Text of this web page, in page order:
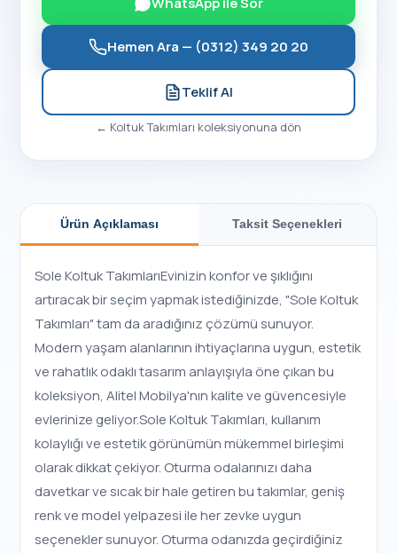
Hemen Ara — (0312) 349 20 20
Teklif Al
← Koltuk Takımları koleksiyonuna dön
Ürün Açıklaması Taksit Seçenekleri
Sole Koltuk TakımlarıEvinizin konfor ve şıklığını
artıracak bir seçim yapmak istediğinizde, "Sole Koltuk
Takımları" tam da aradığınız çözümü sunuyor.
Modern yaşam alanlarının ihtiyaçlarına uygun, estetik
ve rahatlık odaklı tasarım anlayışıyla öne çıkan bu
koleksiyon, Alitel Mobilya'nın kalite ve güvencesiyle
evlerinize geliyor.Sole Koltuk Takımları, kullanım
kolaylığı ve estetik görünümün mükemmel birleşimi
olarak dikkat çekiyor. Oturma odalarınızı daha
davetkar ve sıcak bir hale getiren bu takımlar, geniş
renk ve model yelpazesi ile her zevke uygun
seçenekler sunuyor. Oturma odanızda geçirdiğiniz